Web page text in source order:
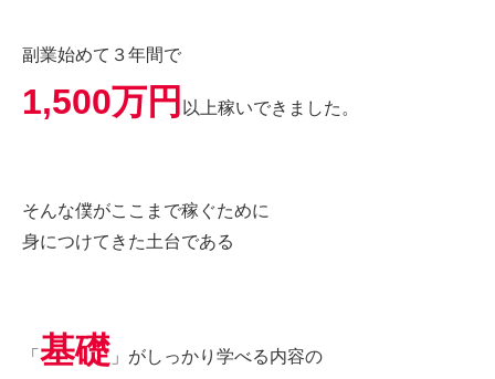
副業始めて３年間で
1,500万円 以上稼いできました。
そんな僕がここまで稼ぐために
身につけてきた土台である
「 基礎 」がしっかり学べる内容の